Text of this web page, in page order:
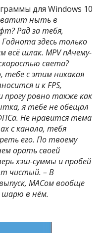
для Windows 10
ныть в
Рад за тебя,
здесь только
шлак. MPV пАчему-
света?
тебе с этим никакая
и к FPS,
прогу ровно также как
я тебе не обещал
Не нравится тема
с канала, тебя
его. По твоему
орать своей
хэш-суммы и пробей
чистый. – В
MACом вообще
шарю в нём.